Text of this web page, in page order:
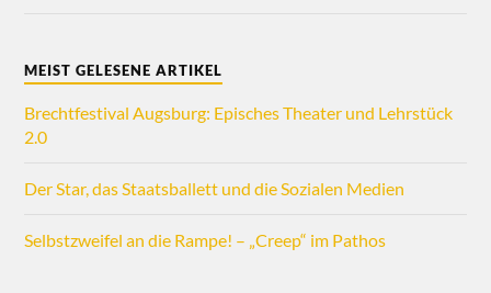
MEIST GELESENE ARTIKEL
Brechtfestival Augsburg: Episches Theater und Lehrstück
2.0
Der Star, das Staatsballett und die Sozialen Medien
Selbstzweifel an die Rampe! – „Creep“ im Pathos